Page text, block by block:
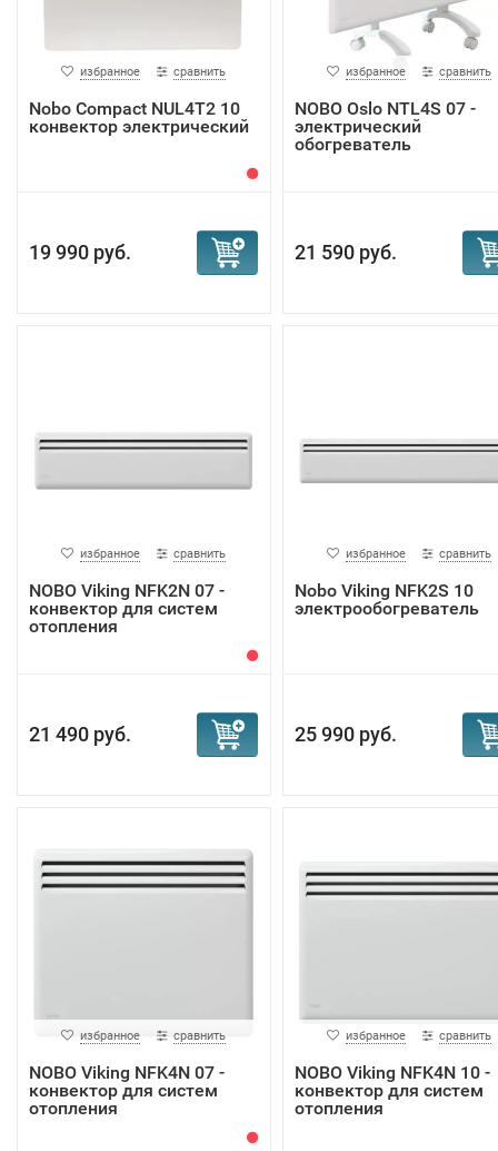
избранное сравнить
Nobo Compact NUL4T2 10
конвектор электрический
19 990 руб.
избранное сравнить
NOBO Oslo NTL4S 07 -
электрический
обогреватель
21 590 руб.
избранное сравнить
NOBO Viking NFK2N 07 -
конвектор для систем
отопления
21 490 руб.
избранное сравнить
Nobo Viking NFK2S 10
электрообогреватель
25 990 руб.
избранное сравнить
NOBO Viking NFK4N 07 -
конвектор для систем
отопления
избранное сравнить
NOBO Viking NFK4N 10 -
конвектор для систем
отопления